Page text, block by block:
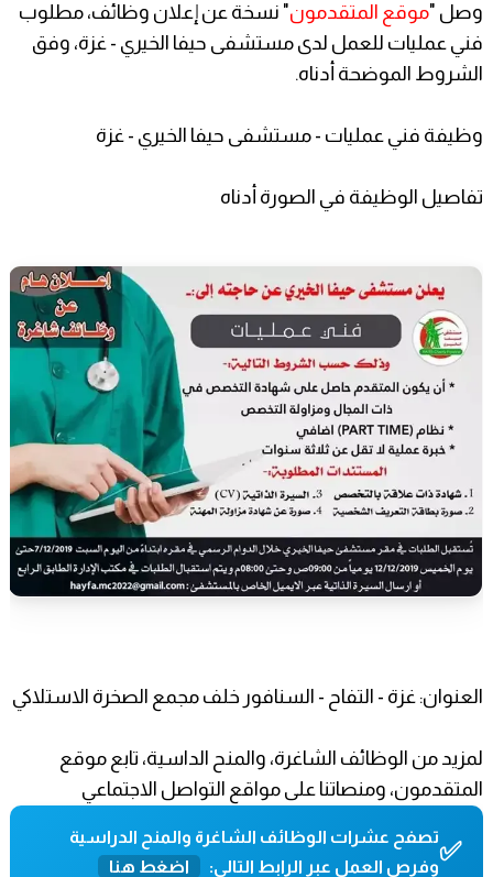
وصل "موقع المتقدمون" نسخة عن إعلان وظائف، مطلوب
فني عمليات للعمل لدى مستشفى حيفا الخيري - غزة، وفق
الشروط الموضحة أدناه.
وظيفة فني عمليات - مستشفى حيفا الخيري - غزة
تفاصيل الوظيفة في الصورة أدناه
العنوان: غزة - التفاح - السنافور خلف مجمع الصخرة الاستلاكي
لمزيد من الوظائف الشاغرة، والمنح الداسية، تابع موقع
المتقدمون، ومنصاتنا على مواقع التواصل الاجتماعي
✅تصفح عشرات الوظائف الشاغرة والمنح الدراسية
وفرص العمل عبر الرابط التالي:
اضغط هنا